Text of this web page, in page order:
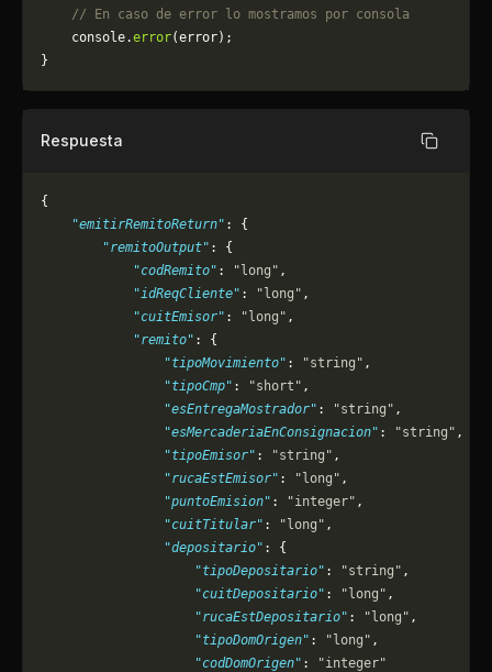
    // En caso de error lo mostramos por consola
	console.
error(error);
}
Respuesta Copiar
{
    "emitirRemitoReturn"
: {
        "remitoOutput"
: {
            "codRemito"
: "long" ,
            "idReqCliente"
: "long" ,
            "cuitEmisor"
: "long" ,
            "remito"
: {
                "tipoMovimiento"
: "string" ,
                "tipoCmp"
: "short" ,
                "esEntregaMostrador"
: "string" ,
                "esMercaderiaEnConsignacion"
: "string" ,
                "tipoEmisor"
: "string" ,
                "rucaEstEmisor"
: "long" ,
                "puntoEmision"
: "integer" ,
                "cuitTitular"
: "long" ,
                "depositario"
: {
                    "tipoDepositario"
: "string" ,
                    "cuitDepositario"
: "long" ,
                    "rucaEstDepositario"
: "long" ,
                    "tipoDomOrigen"
: "long" ,
                    "codDomOrigen"
:
"integer"